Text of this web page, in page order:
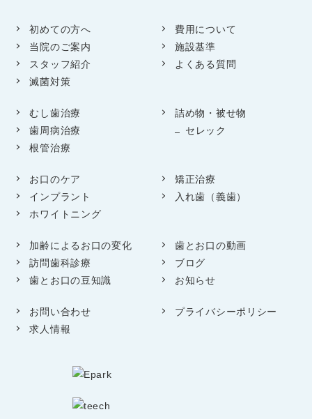
初めての方へ
当院のご案内
スタッフ紹介
滅菌対策
費用について
施設基準
よくある質問
むし歯治療
歯周病治療
根管治療
詰め物・被せ物
セレック
お口のケア
インプラント
ホワイトニング
矯正治療
入れ歯（義歯）
加齢によるお口の変化
訪問歯科診療
歯とお口の豆知識
歯とお口の動画
ブログ
お知らせ
お問い合わせ
求人情報
プライバシーポリシー